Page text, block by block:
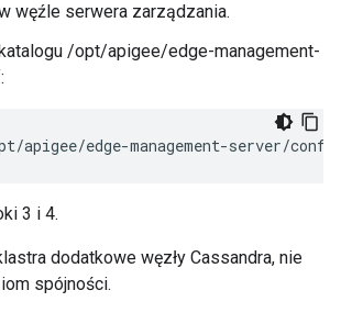
węźle serwera zarządzania.
/opt/apigee/edge-management-
apigee/edge-management-server/conf
3 i 4.
dodatkowe węzły Cassandra, nie
spójności.